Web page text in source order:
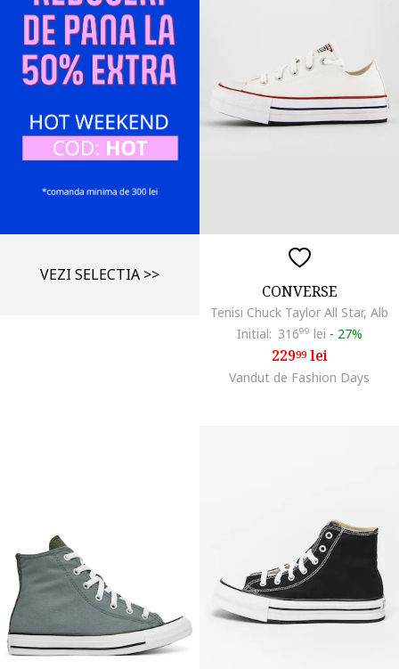
VEZI SELECTIA >>
CONVERSE
Tenisi Chuck Taylor All Star, Alb
Initial: 31699 lei - 27%
22999lei
Vandut de Fashion Days